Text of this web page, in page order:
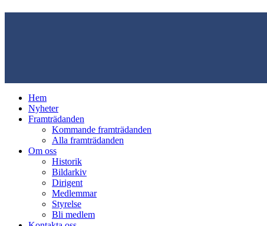
Hem
Nyheter
Framträdanden
Kommande framträdanden
Alla framträdanden
Om oss
Historik
Bildarkiv
Dirigent
Medlemmar
Styrelse
Bli medlem